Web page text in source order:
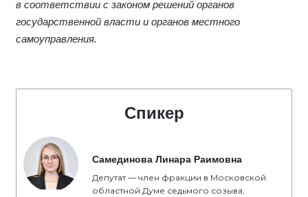
в соответствии с законом решений органов
государственной власти и органов местного
самоуправления.
Спикер
Самединова Линара Раимовна
Депутат — член фракции в Московской
областной Думе седьмого созыва,